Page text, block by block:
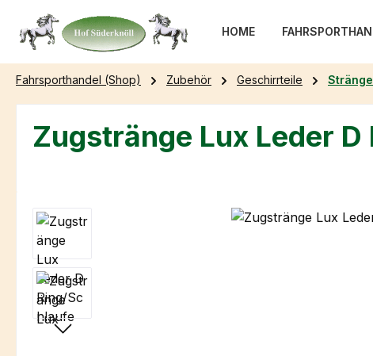
Hauptinhalt springen
Zur Suche springen
Zur Hauptnavigation springen
HOME
Fahrsporthandel (Shop) Zubehör Geschirrteile
Zugstränge Lux Leder
Bildergalerie überspringen